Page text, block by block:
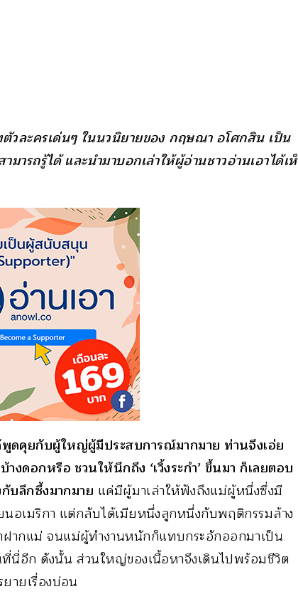
วละครเด่นๆ ในนวนิยายของ กฤษณา อโศกสิน เป็น
มารถรู้ได้ และนำมาบอกเล่าให้ผู้อ่านชาวอ่านเอาได้เห็
คุยกับผู้ใหญ่ผู้มีประสบการณ์มากมาย ท่านจึงเอ่ย
งดอกหรือ ชวนให้นึกถึง ‘เวิ้งระกำ’ ขึ้นมา ก็เลยตอบ
บลึกซึ้งมากมาย แค่มีผู้มาเล่าให้ฟังถึงแม่ผู้หนึ่งซึ่งมี
อเมริกา แต่กลับได้เมียหนึ่งลูกหนึ่งกับพฤติกรรมล้าง
ากแม่ จนแม่ผู้ทำงานหนักก็แทบกระอักออกมาเป็น
นี่อีก ดังนั้น ส่วนใหญ่ของเนื้อหาจึงเดินไปพร้อมชีวิต
ายเรื่องบ่อน